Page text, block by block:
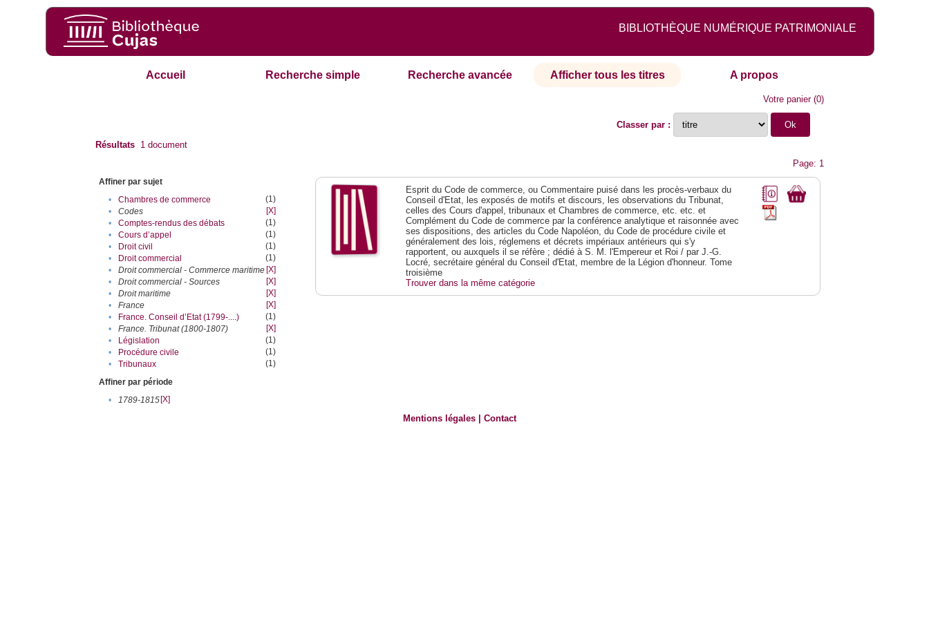
BIBLIOTHÈQUE NUMÉRIQUE PATRIMONIALE
Accueil Recherche simple Recherche avancée Afficher tous les titres A propos
Votre panier(0)
Classer par :
Résultats 1 document
Page: 1
Affiner par sujet
•
Chambres de commerce
(1)
•
Codes
[X]
•
Comptes-rendus des débats
(1)
•
Cours d’appel
(1)
•
Droit civil
(1)
•
Droit commercial
(1)
•
Droit commercial - Commerce maritime [X]
•
Droit commercial - Sources
[X]
•
Droit maritime
[X]
•
France
[X]
•
France. Conseil d’Etat (1799-....)
(1)
•
France. Tribunat (1800-1807)
[X]
•
Législation
(1)
•
Procédure civile
(1)
•
Tribunaux
(1)
Affiner par période
•
1789-1815[X]
Esprit du Code de commerce, ou Commentaire puisé dans les procès-verbaux du
Conseil d'Etat, les exposés de motifs et discours, les observations du Tribunat,
celles des Cours d'appel, tribunaux et Chambres de commerce, etc. etc. et
Complément du Code de commerce par la conférence analytique et raisonnée avec
ses dispositions, des articles du Code Napoléon, du Code de procédure civile et
généralement des lois, réglemens et décrets impériaux antérieurs qui s'y
rapportent, ou auxquels il se réfère ; dédié à S. M. l'Empereur et Roi / par J.-G.
Locré, secrétaire général du Conseil d'Etat, membre de la Légion d'honneur. Tome
troisième
Trouver dans la même catégorie
Mentions légales |Contact